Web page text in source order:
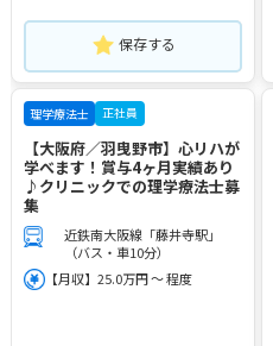
保存する
理学療法士 正社員
【大阪府／羽曳野市】心リハが
学べます！賞与4ヶ月実績あり
♪クリニックでの理学療法士募
集
近鉄南大阪線「藤井寺駅」
（バス・車10分）
【月収】25.0万円 ～ 程度